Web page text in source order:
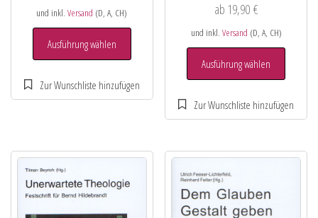
und inkl.Versand (D, A, CH)
Ausführung wählen
ab 19,90 €
und inkl. Versand (D, A, CH)
Ausführung wählen